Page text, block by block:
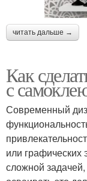
читать дальше →
Как
с
Современный
или графических
сложной задачей,